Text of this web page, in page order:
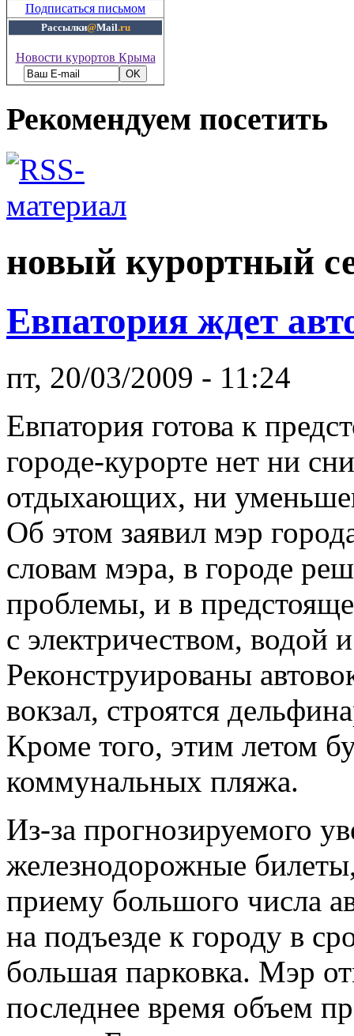
Подписаться письмом
Рассылки@Mail.ru
Новости курортов Крыма
Рекомендуем посетить
новый курортный
Евпатория ждет
пт, 20/03/2009 - 11:24
Евпатория готова к
городе-курорте нет ни
отдыхающих, ни
Об этом заявил мэр
словам мэра, в городе
проблемы, и в
с электричеством, водой
Реконструированы
вокзал, строятся
Кроме того, этим летом
коммунальных пляжа.
Из-за прогнозируемого
железнодорожные
приему большого числа
на подъезде к городу в
большая парковка. Мэр
последнее время объем